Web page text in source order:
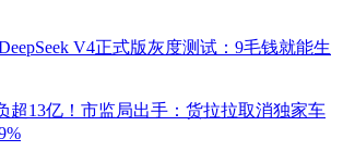
V4正式版灰度测试：9毛钱就能生